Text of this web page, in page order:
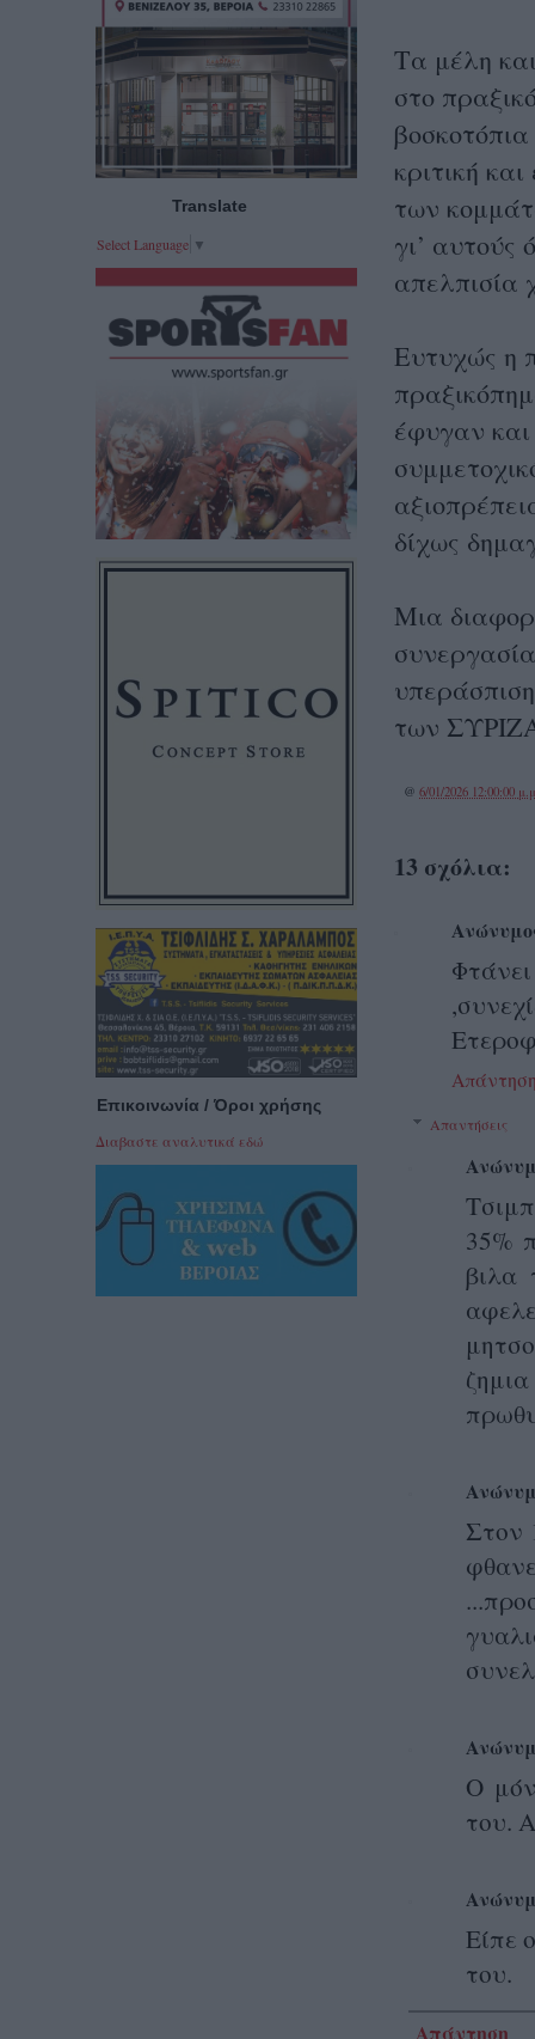
Τα μέλη
στο
κριτική
των
γι’
απελπισία
Ευτυχώς η
έφυγαν
δίχως
Μια
των
@ 6/01/2026 12:00:00
13 σχόλια:
Απαντήσεις
35%
βιλα
Στον
Ο
του.
Είπε
του.
Απάντηση
Translate
Select Language ▼
Επικοινωνία / Όροι χρήσης
Διαβαστε αναλυτικά εδώ